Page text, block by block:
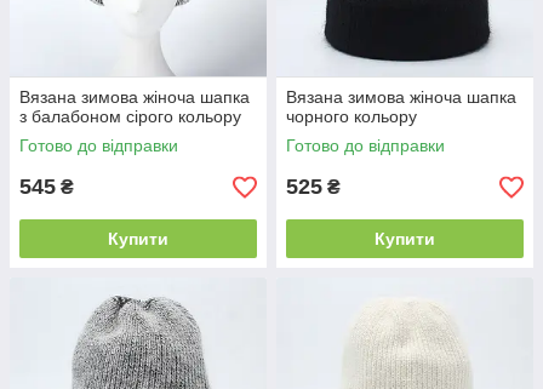
Вязана зимова жіноча шапка
з балабоном сірого кольору
Готово до відправки
545 ₴
Купити
Вязана зимова жіноча шапка
чорного кольору
Готово до відправки
525 ₴
Купити